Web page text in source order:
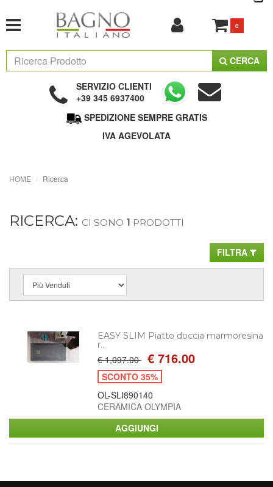
0
CERCA
SERVIZIO CLIENTI
+39 345 6937400
SPEDIZIONE SEMPRE GRATIS
IVA AGEVOLATA
HOME Ricerca
RICERCA: CI SONO 1 PRODOTTI
FILTRA
EASY SLIM Piatto doccia marmoresina
r...
€ 1,097.00 € 716.00
SCONTO 35%
OL-SLI890140
CERAMICA OLYMPIA